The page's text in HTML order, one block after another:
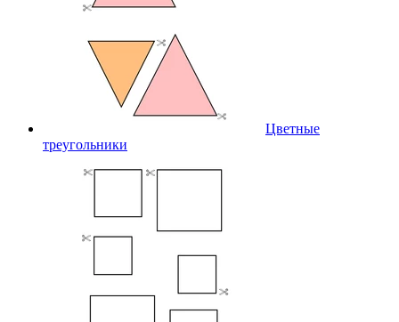
Цветные
треугольники